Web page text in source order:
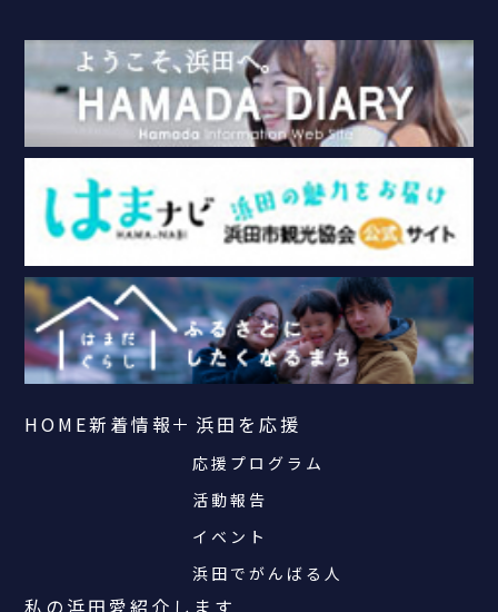
HOME新着情報 浜田を応援
応援プログラム
活動報告
イベント
浜田でがんばる人
私の浜田愛紹介します